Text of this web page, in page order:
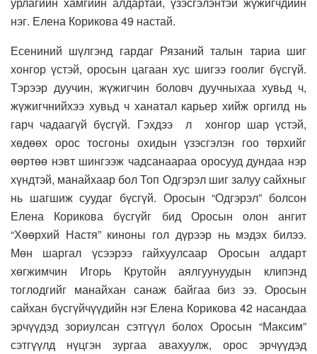
нэг. Елена Корикова 49 настай.
Есениний шүлгэнд гардаг Рязаний талын тариа шиг
хонгор үстэй, оросын цагаан хус шигээ гоолиг бүсгүй.
Тэрээр дуучин, жүжигчин боловч дуучныхаа хувьд ч,
жүжигчнийхээ хувьд ч ханатал карьер хийж оргилд нь
гарч чадаагүй бүсгүй. Гэхдээ л хонгор шар үстэй,
хөдөөх орос тосгоны охидын үзэсгэлэн гоо төрхийг
өөртөө нэвт шингээж чадсанаараа оросууд дундаа нэр
хүндтэй, манайхаар бол Топ Одгэрэл шиг залуу сайхныг
нь шагшиж суудаг бүсгүй. Оросын “Одгэрэл” болсон
Елена Корикова бүсгүйг бид Оросын олон ангит
“Хөөрхий Настя” киноны гол дүрээр нь мэдэх билээ.
Мөн шаргал үсээрээ гайхуулсаар Оросын алдарт
хөгжимчин Игорь Крутойн аялгуунуудын клипэнд
тоглодгийг манайхан санаж байгаа биз ээ. Оросын
сайхан бүсгүйчүүдийн нэг Елена Корикова 42 насандаа
эрчүүдэд зориулсан сэтгүүл болох Оросын “Максим”
сэтгүүлд нүцгэн зургаа авахуулж, орос эрчүүдэд